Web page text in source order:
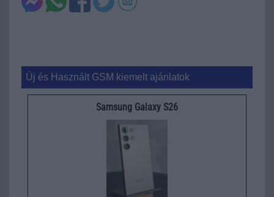
Új és Használt GSM kiemelt ajánlatok
Samsung Galaxy S26